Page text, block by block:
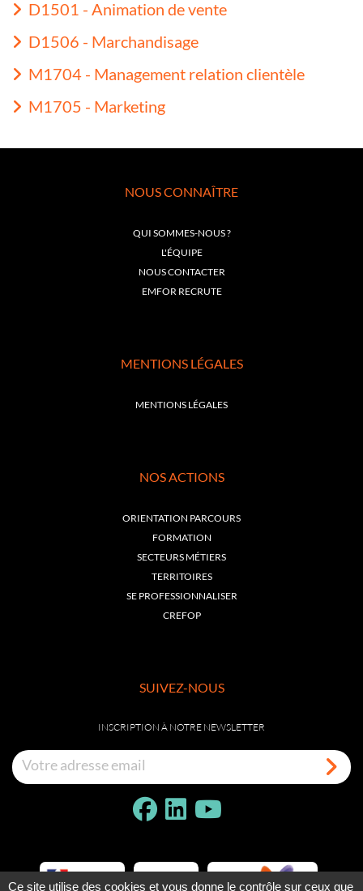
D1501 - Animation de vente
D1506 - Marchandisage
M1704 - Management relation clientèle
M1705 - Marketing
NOUS CONNAÎTRE
QUI SOMMES-NOUS ?
L'ÉQUIPE
NOUS CONTACTER
EMFOR RECRUTE
MENTIONS LÉGALES
MENTIONS LÉGALES
NOS ACTIONS
ORIENTATION PARCOURS
FORMATION
SECTEURS MÉTIERS
TERRITOIRES
SE PROFESSIONNALISER
CREFOP
SUIVEZ-NOUS
INSCRIPTION À NOTRE NEWSLETTER
Ce site utilise des cookies et vous donne le contrôle sur ceux que